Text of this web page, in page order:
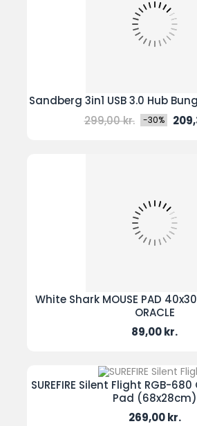
Sandberg 3in1 USB 3.0 Hub
Normal
pris
299,00 kr. -30% Pris
White Shark MOUSE PAD
ORACLE
Pris
89,00 kr.
SUREFIRE Silent Flight RGB-
Pad (68x28cm)
Pris
269,00 kr.